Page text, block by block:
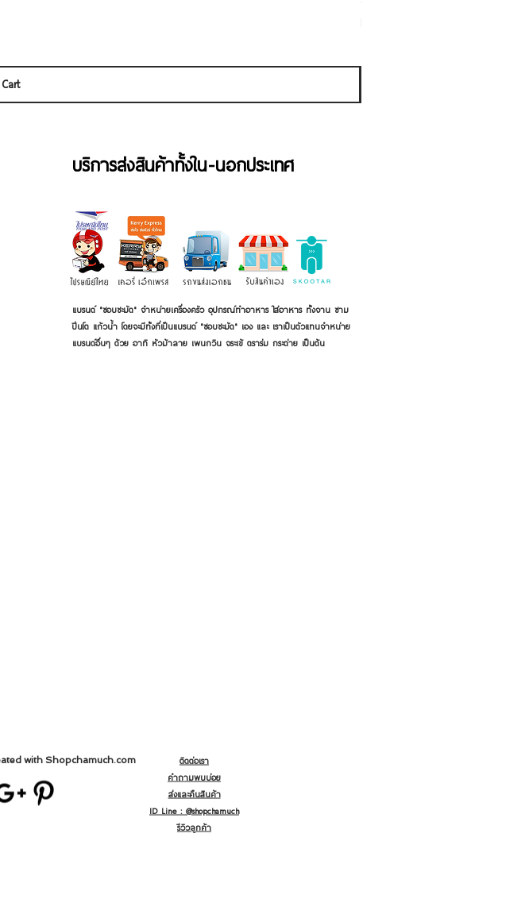
บริการส่งสินค้าทั้งใน-นอกประเทศ
แบรนด์ "ชอบชะมัด" จำหน่ายเครื่องครัว อุปกรณ์ทำอาหาร ใส่อาหาร ทั้งจาน ชาม
ปิ่นโต แก้วน้ำ โดยจะมีทั้งที่เป็นแบรนด์ "ชอบชะมัด" เอง และ เราเป็นตัวแทนจำหน่าย
แบรนด์อื่นๆ ด้วย อาทิ หัวม้าลาย เพนกวิน จระเข้ ตราร่ม กระต่าย เป็นต้น
ติดต่อเรา
คำถามพบบ่อย
ส่งและคืนสินค้า
ID Line : @shopchamuch
รีวิวลูกค้า
with Shopchamuch.com